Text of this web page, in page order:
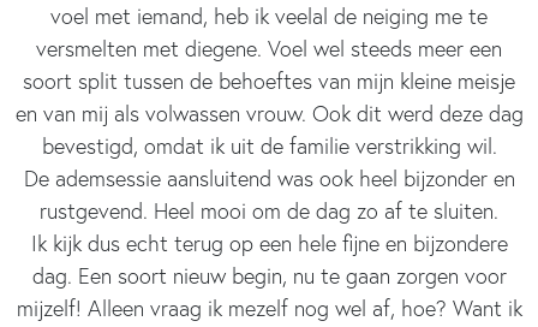
voel met iemand, heb ik veelal de neiging me te
versmelten met diegene. Voel wel steeds meer een
soort split tussen de behoeftes van mijn kleine meisje
en van mij als volwassen vrouw. Ook dit werd deze dag
bevestigd, omdat ik uit de familie verstrikking wil.
De ademsessie aansluitend was ook heel bijzonder en
rustgevend. Heel mooi om de dag zo af te sluiten.
Ik kijk dus echt terug op een hele fijne en bijzondere
dag. Een soort nieuw begin, nu te gaan zorgen voor
mijzelf! Alleen vraag ik mezelf nog wel af, hoe? Want ik